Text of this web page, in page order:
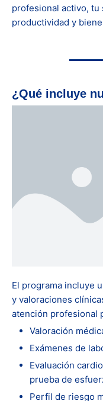
profesional activo, tu
productividad y
¿Qué incluye
El programa incluye
y valoraciones
atención profesional
Valoración
Exámenes de
Evaluación
prueba de
Perfil de riesgo